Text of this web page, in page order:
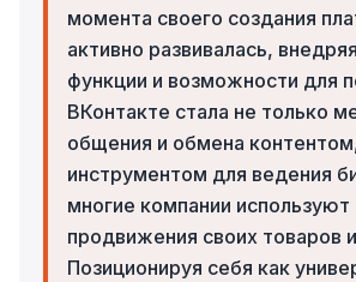
момента своего создания
активно развивалась,
функции и возможности для
ВКонтакте стала не только
общения и обмена
инструментом для ведения
многие компании используют
продвижения своих товаров и
Позиционируя себя как